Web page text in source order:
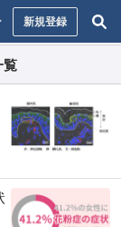
新規登録
覧